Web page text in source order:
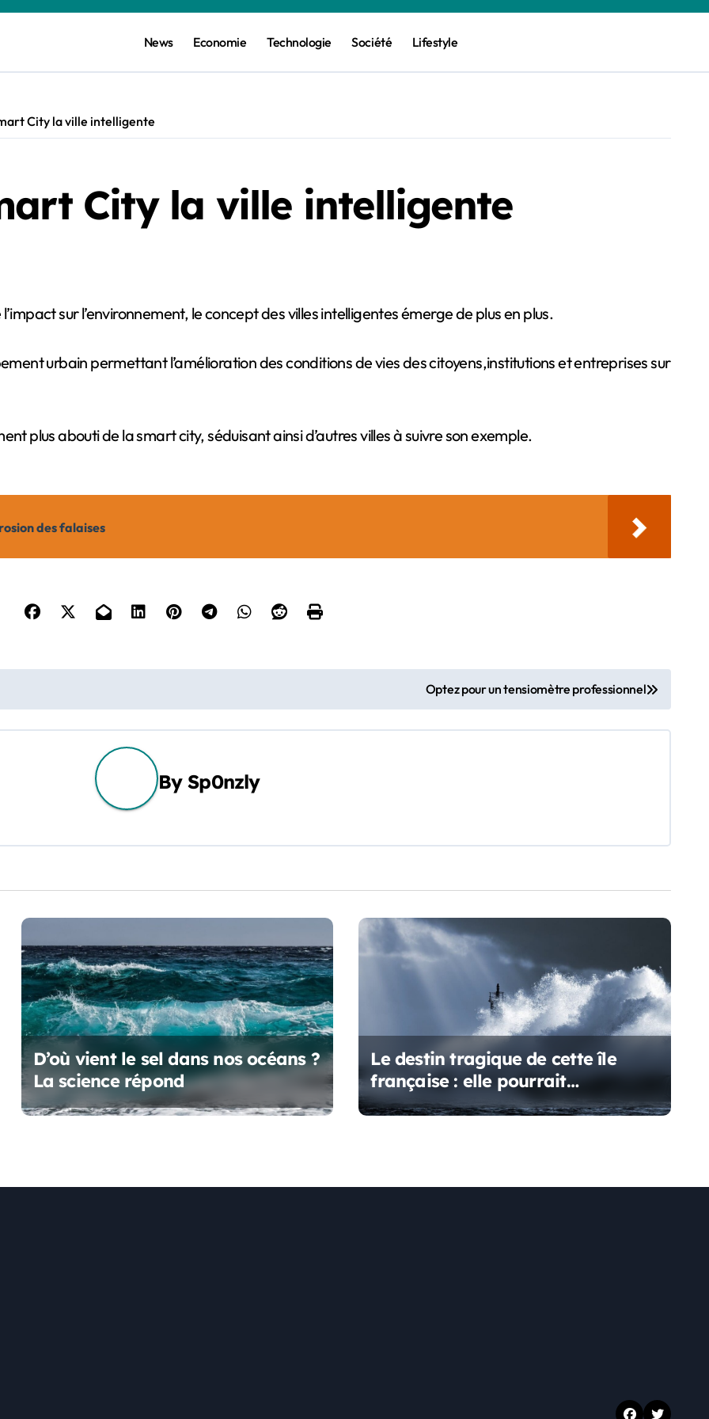
News Economie Technologie Société Lifestyle
City la ville intelligente
City la ville intelligente
sur l’environnement, le concept des villes intelligentes émerge de plus en plus.
urbain permettant l’amélioration des conditions de vies des citoyens,institutions et entreprises sur
plus abouti de la smart city, séduisant ainsi d’autres villes à suivre son exemple.
des falaises
Optez pour un tensiomètre professionnel
BySp0nzly
D’où vient le sel dans nos océans ?
La science répond
Le destin tragique de cette île
française : elle pourrait
disparaître d’ici 2100 !